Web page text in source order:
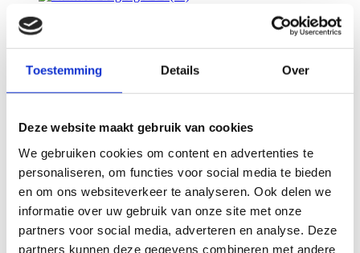
Toestemming Details Over
Deze website maakt gebruik van cookies
We gebruiken cookies om content en advertenties te
personaliseren, om functies voor social media te bieden
en om ons websiteverkeer te analyseren. Ook delen we
informatie over uw gebruik van onze site met onze
partners voor social media, adverteren en analyse. Deze
partners kunnen deze gegevens combineren met andere